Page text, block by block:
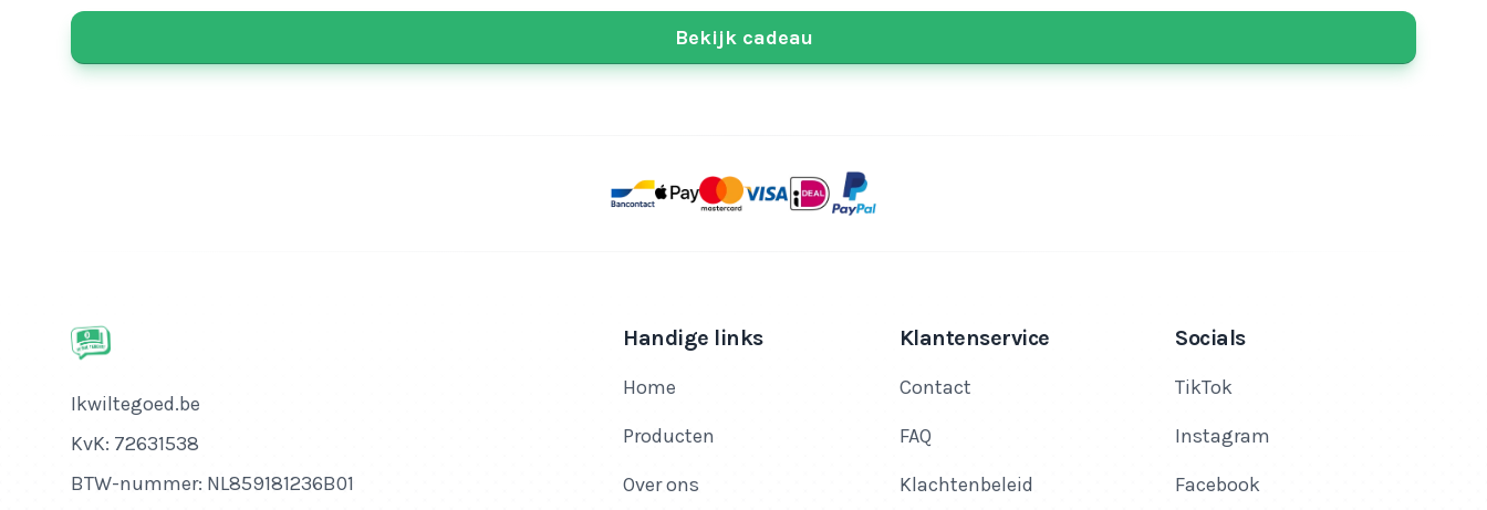
Bekijk cadeau
Bedrijfsnaam
Ikwiltegoed.be
KvK-nummer
KvK: 72631538
Btw-nummer
BTW-nummer: NL859181236B01
Handige links
Home
Producten
Over ons
Klantenservice
Contact
FAQ
Klachtenbeleid
Socials
TikTok
Instagram
Facebook